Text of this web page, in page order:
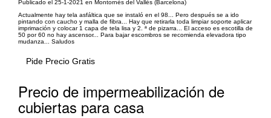
Publicado el 25-1-2021 en Montornès del Vallès (Barcelona)
Actualmente hay tela asfáltica que se instaló en el 98... Pero después se a ido
pintando con caucho y malla de fibra... Hay que retirarla toda limpiar soporte aplicar
imprimación y colocar 1 capa de tela lisa y 2. ª de pizarra... El acceso es escotilla de
50 por 60 no hay ascensor... Para bajar escombros se recomienda elevadora tipo
mudanza... Saludos
Pide Precio Gratis
Precio de impermeabilización de
cubiertas para casa